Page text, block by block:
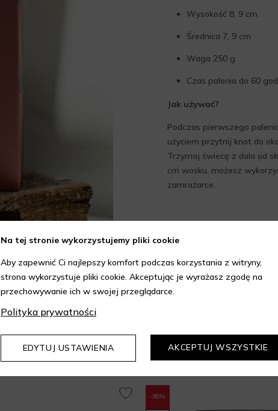
Wysokość 8, 9 cm
Średnica 7, 9 cm
Waga 250 g
Czas palenia do 60
Jak używać?
Podczas pierwszego
użyciem przytnij knot do
Trzymaj świecę z dala od
cm wosku, możesz
zamrażarce.
Mogą Cię zainteresować
-35%
Na tej stronie wykorzystujemy pliki cookie
Aby zapewnić Ci najlepszy komfort podczas korzystania z witryny,
strona wykorzystuje pliki cookie. Akceptując je wyrażasz zgodę na
przechowywanie ich w swojej przeglądarce.
Polityka prywatności
EDYTUJ USTAWIENIA AKCEPTUJ WSZYSTKIE